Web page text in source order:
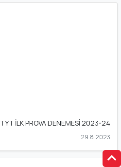
TYT İLK PROVA DENEMESİ 2023-24
29.8.2023